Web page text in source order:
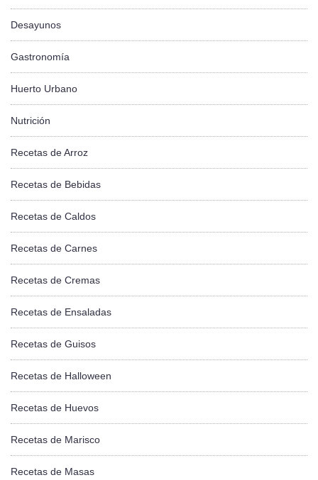
Desayunos
Gastronomía
Huerto Urbano
Nutrición
Recetas de Arroz
Recetas de Bebidas
Recetas de Caldos
Recetas de Carnes
Recetas de Cremas
Recetas de Ensaladas
Recetas de Guisos
Recetas de Halloween
Recetas de Huevos
Recetas de Marisco
Recetas de Masas